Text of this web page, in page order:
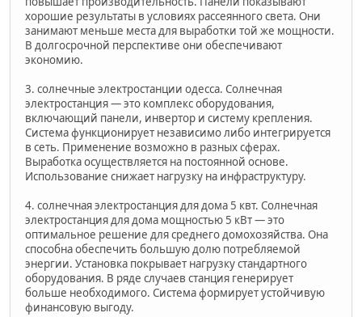
хорошие результаты в условиях рассеянного света. Они
занимают меньше места для выработки той же мощности.
В долгосрочной перспективе они обеспечивают
экономию.
3. солнечные электростанции одесса. Солнечная
электростанция — это комплекс оборудования,
включающий панели, инвертор и систему крепления.
Система функционирует независимо либо интегрируется
в сеть. Применение возможно в разных сферах.
Выработка осуществляется на постоянной основе.
Использование снижает нагрузку на инфраструктуру.
4. солнечная электростанция для дома 5 квт. Солнечная
электростанция для дома мощностью 5 кВт — это
оптимальное решение для среднего домохозяйства. Она
способна обеспечить большую долю потребляемой
энергии. Установка покрывает нагрузку стандартного
оборудования. В ряде случаев станция генерирует
больше необходимого. Система формирует устойчивую
финансовую выгоду.